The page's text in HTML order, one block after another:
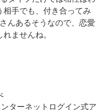
手でも、付き合ってみ
んあるそうなので、恋愛
ませんね。
ターネットログイン式ア